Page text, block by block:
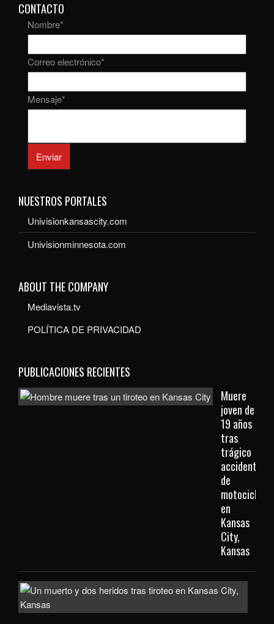
CONTACTO
Nombre*
Correo electrónico*
Mensaje*
Enviar
NUESTROS PORTALES
Univisionkansascity.com
Univisionminnesota.com
ABOUT THE COMPANY
Mediavista.tv
POLÍTICA DE PRIVACIDAD
PUBLICACIONES RECIENTES
Muere
joven de
19 años
tras
trágico
accidente
de
motocicleta
en
Kansas
City,
Kansas